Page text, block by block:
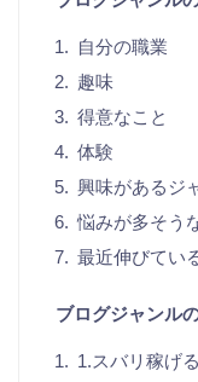
自分の職業
趣味
得意なこと
体験
興味があるジ
悩みが多そう
最近伸びてい
ブログジャンル
1.スバリ稼げ